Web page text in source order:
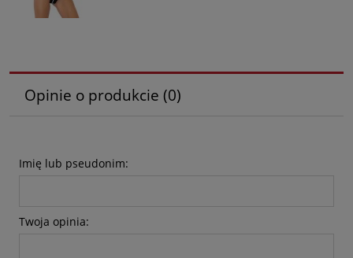
Opinie o produkcie (0)
Imię lub pseudonim:
Twoja opinia: